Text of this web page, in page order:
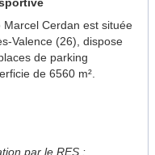
Marcel Cerdan est située
Valence (26), dispose
de parking
de 6560 m².
par le RES :